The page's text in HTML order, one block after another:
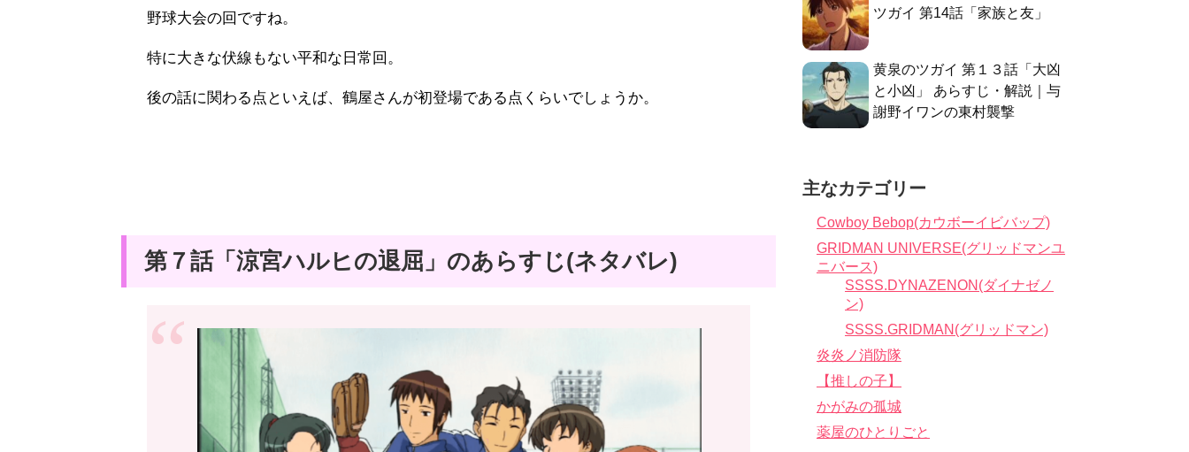
野球大会の回ですね。
特に大きな伏線もない平和な日常回。
後の話に関わる点といえば、鶴屋さんが初登場である点くらいでしょうか。
第７話「涼宮ハルヒの退屈」のあらすじ(ネタバレ)
ツガイ 第14話「家族と友」
黄泉のツガイ 第１３話「大凶
と小凶」 あらすじ・解説｜与
謝野イワンの東村襲撃
主なカテゴリー
Cowboy Bebop(カウボーイビバップ)
GRIDMAN UNIVERSE(グリッドマンユ
ニバース)
SSSS.DYNAZENON(ダイナゼノ
ン)
SSSS.GRIDMAN(グリッドマン)
炎炎ノ消防隊
【推しの子】
かがみの孤城
薬屋のひとりごと